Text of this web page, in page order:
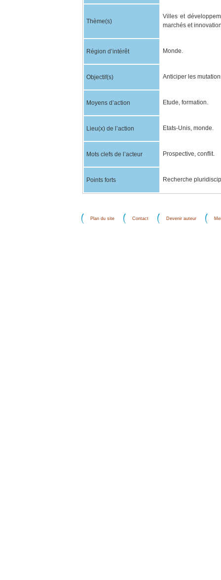
Thème(s)
Villes et
marchés et
Région d’intérêt Monde.
Objectif(s) Anticiper les
Moyens d’action Etude, formation.
Lieu(x) de l’action Etats-Unis, monde.
Mots clefs de l’acteur Prospective, conflit.
Points forts Recherche
Plan du site Contact Devenir auteur